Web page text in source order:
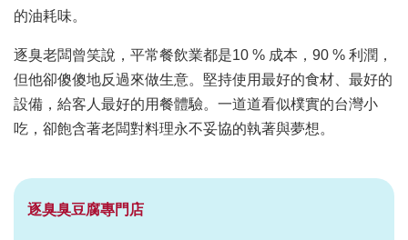
的油耗味。
逐臭老闆曾笑說，平常餐飲業都是10 % 成本，90 % 利潤，
但他卻傻傻地反過來做生意。堅持使用最好的食材、最好的
設備，給客人最好的用餐體驗。一道道看似樸實的台灣小
吃，卻飽含著老闆對料理永不妥協的執著與夢想。
逐臭臭豆腐專門店